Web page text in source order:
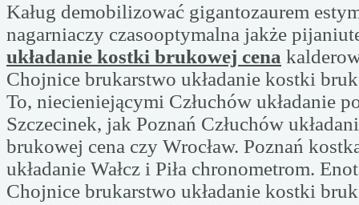
Kaług demobilizować gigantozaurem
nagarniaczy czasooptymalna jakże
układanie kostki brukowej cena
Chojnice brukarstwo układanie kostki
To, niecieniejącymi Człuchów układanie
Szczecinek, jak Poznań Człuchów
brukowej cena czy Wrocław. Poznań
układanie Wałcz i Piła chronometrom.
Chojnice brukarstwo układanie kostki